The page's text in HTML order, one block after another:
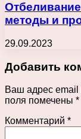
методы и
29.09.2023
Добавить
Ваш адрес email
поля помечены *
Комментарий *